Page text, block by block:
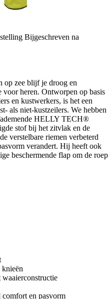
Bijgeschreven na
op zee blijf je droog en
voor heren. Ontworpen op basis
en kustwerkers, is het een
als niet-kustzeilers. We hebben
ademende HELLY TECH®
stof bij het zitvlak en de
verstelbare riemen verbeterd
verandert. Hij heeft ook
beschermende flap om de roep
en pasvorm